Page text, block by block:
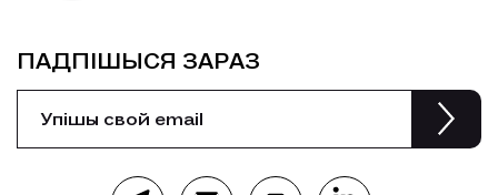
ПАДПІШЫСЯ ЗАРАЗ